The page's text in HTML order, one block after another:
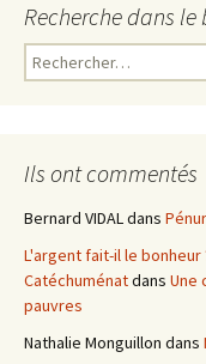
Recherche dans le
R
e
r
h
e
r
Ils ont commentés
Bernard VIDALdans
L'argent fait-il le bonheur
Catéchuménatdans Une
pauvres
Nathalie Monguillon dans